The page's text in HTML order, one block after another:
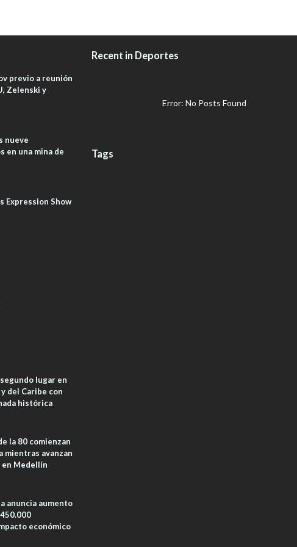
previo a reunión
Zelenski y
nueve
en una mina de
Expression Show
lugar en
del Caribe con
histórica
la 80 comienzan
mientras avanzan
Medellín
anuncia aumento
económico
Recent in Deportes
Error: No Posts Found
Tags